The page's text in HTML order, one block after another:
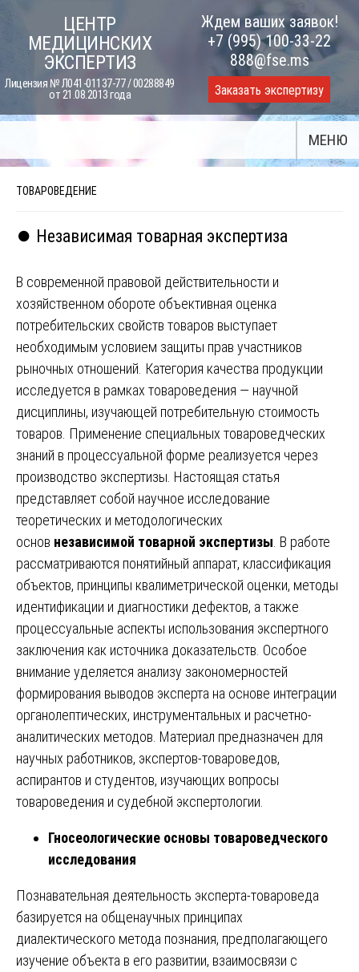
content
ЦЕНТР
МЕДИЦИНСКИХ
ЭКСПЕРТИЗ
Лицензия № Л041-01137-77 / 00288849
от 21.08.2013 года
Ждем ваших заявок!
+7 (995) 100-33-22
888@fse.ms
Заказать экспертизу
МЕНЮ
ТОВАРОВЕДЕНИЕ
⏺️ Независимая товарная экспертиза
В современной правовой действительности и
хозяйственном обороте объективная оценка
потребительских свойств товаров выступает
необходимым условием защиты прав участников
рыночных отношений. Категория качества продукции
исследуется в рамках товароведения — научной
дисциплины, изучающей потребительную стоимость
товаров. Применение специальных товароведческих
знаний в процессуальной форме реализуется через
производство экспертизы. Настоящая статья
представляет собой научное исследование
теоретических и методологических
основ независимой товарной экспертизы . В работе
рассматриваются понятийный аппарат, классификация
объектов, принципы квалиметрической оценки, методы
идентификации и диагностики дефектов, а также
процессуальные аспекты использования экспертного
заключения как источника доказательств. Особое
внимание уделяется анализу закономерностей
формирования выводов эксперта на основе интеграции
органолептических, инструментальных и расчетно-
аналитических методов. Материал предназначен для
научных работников, экспертов-товароведов,
аспирантов и студентов, изучающих вопросы
товароведения и судебной экспертологии.
Гносеологические основы товароведческого
исследования
Познавательная деятельность эксперта-товароведа
базируется на общенаучных принципах
диалектического метода познания, предполагающего
изучение объекта в его развитии, взаимосвязи с